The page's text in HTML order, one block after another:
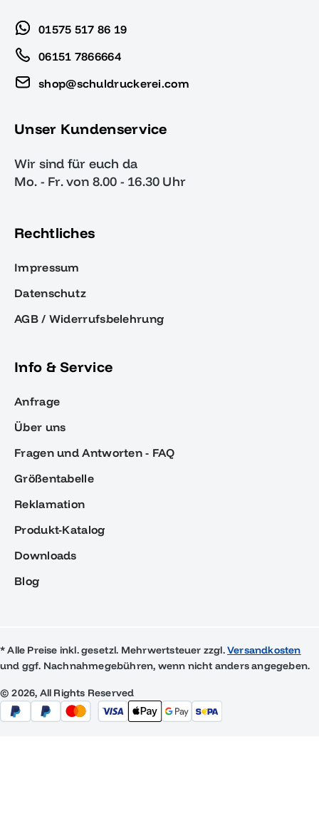
01575 517 86 19
06151 7866664
shop@schuldruckerei.com
Unser Kundenservice
Wir sind für euch da
Mo. - Fr. von 8.00 - 16.30 Uhr
Rechtliches
Impressum
Datenschutz
AGB / Widerrufsbelehrung
Info & Service
Anfrage
Über uns
Fragen und Antworten - FAQ
Größentabelle
Reklamation
Produkt-Katalog
Downloads
Blog
* Alle Preise inkl. gesetzl. Mehrwertsteuer zzgl.Versandkosten
und ggf. Nachnahmegebühren, wenn nicht anders angegeben.
© 2026, All Rights Reserved